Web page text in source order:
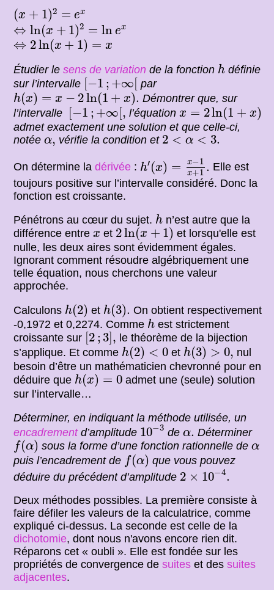
(x + 1)2 = ex
( 1 )2=
⇔ ln(x + 1)2 = ln ex
⇔ ln x+ 1 2=ln x
⇔ 2ln(x + 1) = x
⇔ 2ln(x + 1)=x
Étudier lesens de variation de la fonction h
h définie
sur l’intervalle [−1 ; +∞[
[−1 ;+∞[
par
h(x) = x − 2ln(1 + x).
h(x)=x− 2ln(1+ x).
Démontrer que, sur
l’intervalle
[−1 ; +∞[,
[ −1;+∞[ l’équationx = 2ln(1 + x)
x= 2ln(1+x )
admet exactement une solution et que celle-ci,
notéeα,
α, vérifie la condition et 2 < α < 3.
2<α<3.
On détermine ladérivée : h′(x) = x−1
x+1 .
′ (x ) 1 x+
Elle est
toujours positive sur l’intervalle considéré. Donc la
fonction est croissante.
Pénétrons au cœur du sujet. h
h n’est autre que la
différence entrex
x et 2ln(x + 1)
2ln(x+ 1)
et lorsqu'elle est
nulle, les deux aires sont évidemment égales.
Ignorant comment résoudre algébriquement une
telle équation, nous cherchons une valeur
approchée.
Calculons h(2)
h (2) et h(3).
h (3)
On obtient respectivement
-0,1972 et 0,2274. Comme h
h est strictement
croissante sur [2 ; 3],
[2;3], le théorème de la bijection
s’applique. Et comme h(2) < 0
h (2)<0 et h(3) > 0,
h(3)>0,
nul
besoin d’être un mathématicien chevronné pour en
déduire que h(x) = 0
h(x )=0
admet une (seule) solution
sur l’intervalle…
Déterminer, en indiquant la méthode utilisée, un
encadrementd’amplitude 10−3
10−3
deα.
α. Déterminer
f(α)
f(α) sous la forme d’une fonction rationnelle de α
α
puis l’encadrement de f(α)
f(α )
que vous pouvez
déduire du précédent d’amplitude 2 × 10−4.
2×10−4.
Deux méthodes possibles. La première consiste à
faire défiler les valeurs de la calculatrice, comme
expliqué ci-dessus. La seconde est celle de la
dichotomie, dont nous n'avons encore rien dit.
Réparons cet « oubli ». Elle est fondée sur les
propriétés de convergence desuites et dessuites
adjacentes.